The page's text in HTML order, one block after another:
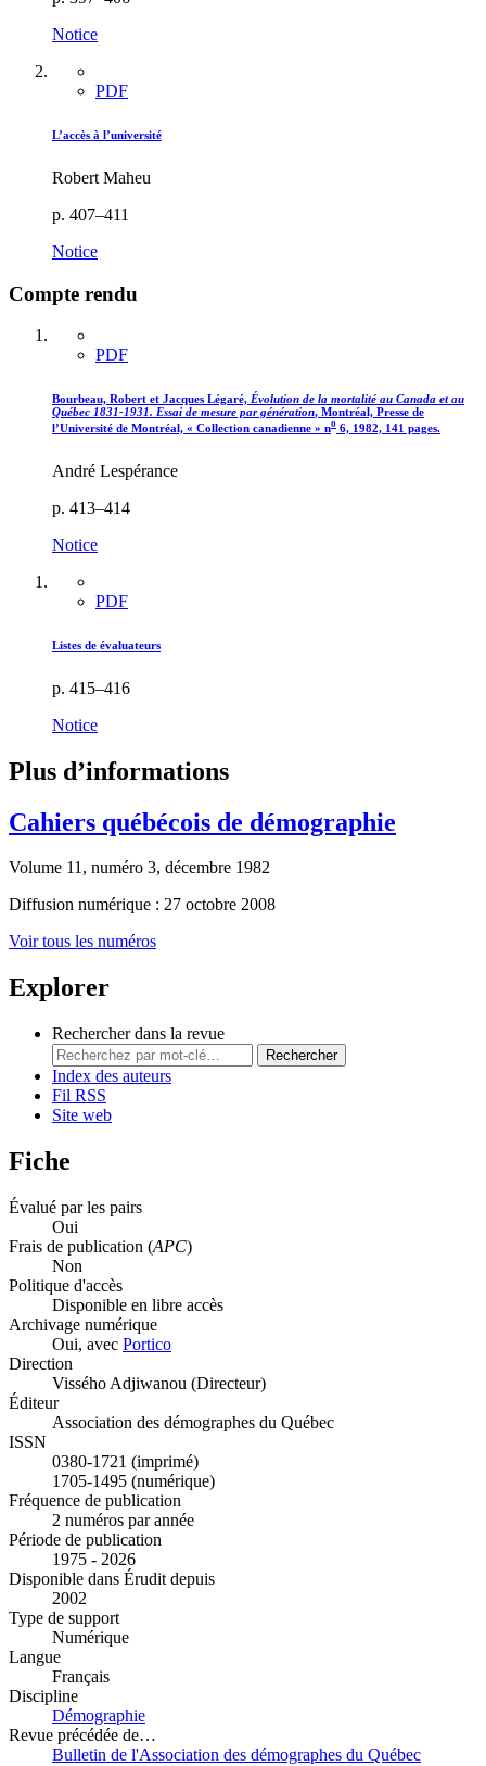
Notice
PDF
L’accès à l’université
Robert Maheu
p. 407–411
Notice
Compte rendu
PDF
Bourbeau, Robert et Jacques Légaré, Évolution de la mortalité au Canada et au
Québec 1831-1931. Essai de mesure par génération, Montréal, Presse de
l’Université de Montréal, « Collection canadienne » no 6, 1982, 141 pages.
André Lespérance
p. 413–414
Notice
PDF
Listes de évaluateurs
p. 415–416
Notice
Plus d’informations
Cahiers québécois de démographie
Volume 11, numéro 3, décembre 1982
Diffusion numérique : 27 octobre 2008
Voir tous les numéros
Explorer
Rechercher dans la revue
Rechercher
Index des auteurs
Fil RSS
Site web
Fiche
Évalué par les pairs
Oui
Frais de publication (APC)
Non
Politique d'accès
Disponible en libre accès
Archivage numérique
Oui, avec Portico
Direction
Vissého Adjiwanou (Directeur)
Éditeur
Association des démographes du Québec
ISSN
0380-1721 (imprimé)
1705-1495 (numérique)
Fréquence de publication
2 numéros par année
Période de publication
1975 - 2026
Disponible dans Érudit depuis
2002
Type de support
Numérique
Langue
Français
Discipline
Démographie
Revue précédée de…
Bulletin de l'Association des démographes du Québec